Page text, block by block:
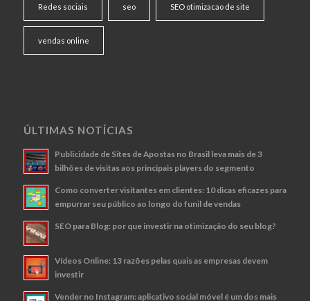
Redes sociais seo SEO otimizacao de site
vendas online
ÚLTIMAS NOTÍCIAS
Publicidade de Sites de Apostas no Brasil leva mais de 3
bilhões de visitas aos principais players do segmento
Como converter visitantes em clientes: 10 dicas eficazes para
empurrar seu público ao longo do funil de vendas
SEO para Blog: por que investir na otimização do seu blog?
Vídeos Online: 13 razões pelas quais as empresas devem
investir
Vender no Instagram: aplicativo social móvel é um dos mais